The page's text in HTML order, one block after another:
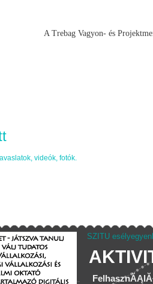
és Projektmenedzser
videók, fotók.
SZITU